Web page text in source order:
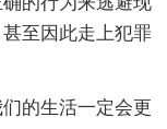
至因此走上犯罪
的生活一定会更